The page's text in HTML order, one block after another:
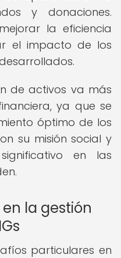
y donaciones.
la eficiencia
el impacto de los
de activos va más
ya que se
óptimo de los
su misión social y
en las
la gestión
particulares en